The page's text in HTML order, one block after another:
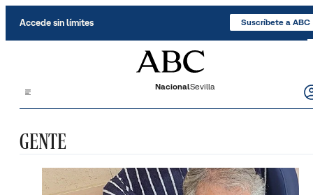
Accede sin límites Suscríbete a ABC
NacionalSevilla
GENTE